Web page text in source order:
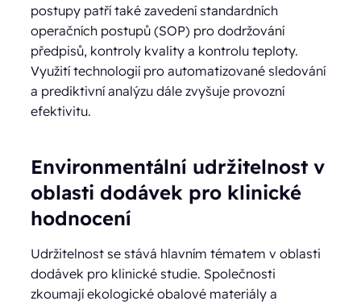
postupy patří také zavedení standardních
operačních postupů (SOP) pro dodržování
předpisů, kontroly kvality a kontrolu teploty.
Využití technologií pro automatizované sledování
a prediktivní analýzu dále zvyšuje provozní
efektivitu.
Environmentální udržitelnost v
oblasti dodávek pro klinické
hodnocení
Udržitelnost se stává hlavním tématem v oblasti
dodávek pro klinické studie. Společnosti
zkoumají ekologické obalové materiály a